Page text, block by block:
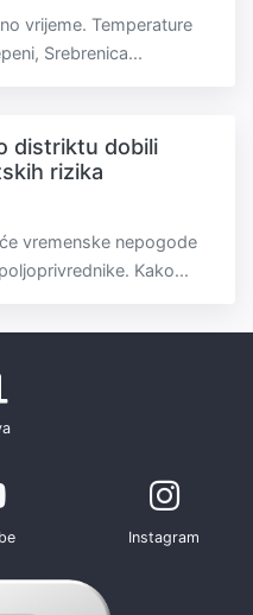
vrijeme. Temperature
Srebrenica...
distriktu dobili
rizika
vremenske nepogode
Kako...
Instagram